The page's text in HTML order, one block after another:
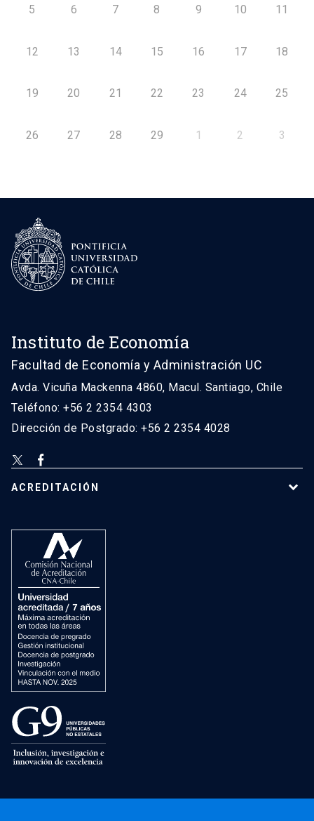
5 6 7 8 9 10 11
12 13 14 15 16 17 18
19 20 21 22 23 24 25
26 27 28 29 1 2 3
Instituto de Economía
Facultad de Economía y Administración UC
Avda. Vicuña Mackenna 4860, Macul. Santiago, Chile
Teléfono: +56 2 2354 4303
Dirección de Postgrado: +56 2 2354 4028
ACREDITACIÓN